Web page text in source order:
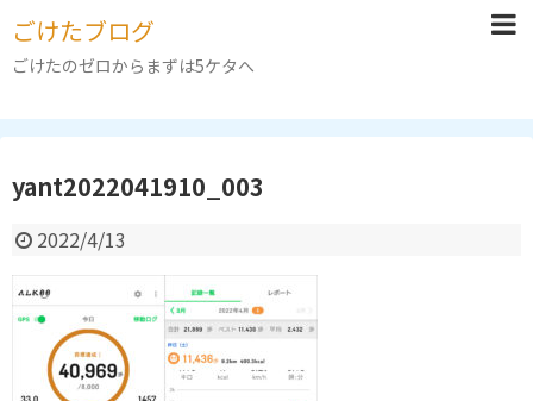
ごけたブログ
ごけたのゼロからまずは5ケタへ
yant2022041910_003
2022/4/13